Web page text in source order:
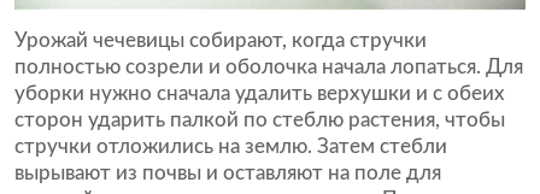
Урожай чечевицы собирают, когда стручки
полностью созрели и оболочка начала лопаться. Для
уборки нужно сначала удалить верхушки и с обеих
сторон ударить палкой по стеблю растения, чтобы
стручки отложились на землю. Затем стебли
вырывают из почвы и оставляют на поле для